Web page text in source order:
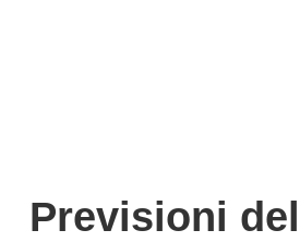
Previsioni